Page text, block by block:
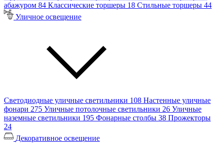
абажуром 84 Классические торшеры 18 Стильные торшеры 44
Уличное освещение
Светодиодные уличные светильники 108 Настенные уличные
фонари 275 Уличные потолочные светильники 26 Уличные
наземные светильники 195 Фонарные столбы 38 Прожекторы
24
Декоративное освещение